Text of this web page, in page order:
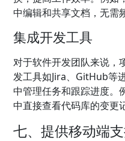
中编辑和共享文档，无需
集成开发工具
对于软件开发团队来说，
发工具如Jira、GitHub等
中管理任务和跟踪进度。
中直接查看代码库的变更
七、提供移动端